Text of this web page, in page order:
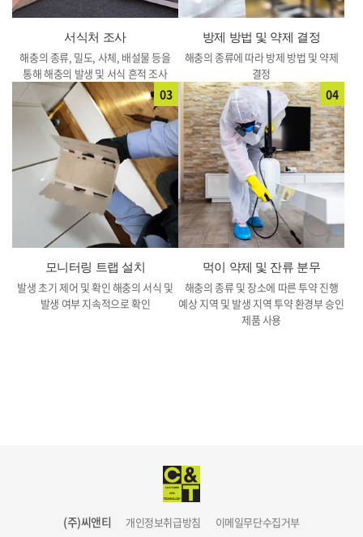
서식처 조사
해충의 종류, 밀도, 사체, 배설물 등을
통해 해충의 발생 및 서식 흔적 조사
방제 방법 및 약제 결정
해충의 종류에 따라 방제 방법 및 약제
결정
모니터링 트랩 설치
발생 초기 제어 및 확인 해충의 서식 및
발생 여부 지속적으로 확인
03
먹이 약제 및 잔류 분무
해충의 종류 및 장소에 따른 투약 진행
예상 지역 및 발생 지역 투약환경부 승인
제품 사용
04
(주)씨앤티 개인정보취급방침
이메일무단수집거부